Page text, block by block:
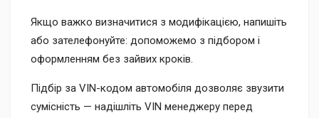
Якщо важко визначитися з модифікацією, напишіть
або зателефонуйте: допоможемо з підбором і
оформленням без зайвих кроків.
Підбір за VIN-кодом автомобіля дозволяє звузити
сумісність — надішліть VIN менеджеру перед